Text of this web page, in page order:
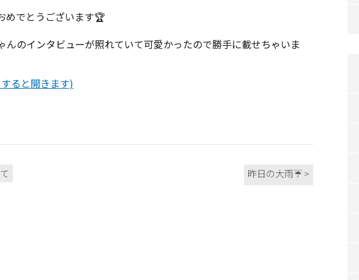
めでとうございます🏆
のインタビューが照れていて可愛かったので勝手に載せちゃいま
ると開きます)
昨日の大雨☔ >